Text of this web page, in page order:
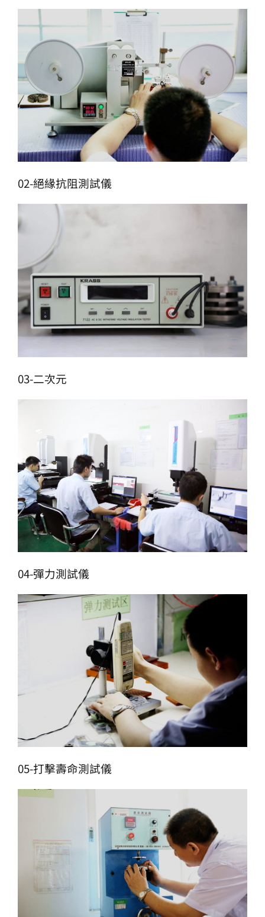
02-絕緣抗阻測試儀
03-二次元
04-彈力測試儀
05-打擊壽命測試儀